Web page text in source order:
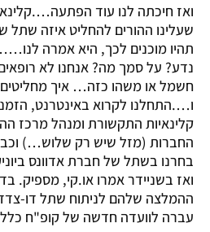
ואז חיכתה לנו עוד
שעלינו ההורים להחליט איזה שתל
תהיו מוכנים לכך, היא אמרה
נדע? על סמך מה? אנחנו לא
חשמל או משהו כזה… איך
ו….התחלנו לקרוא באינטרנט,
קלינאיות התקשורת ומנהל מרכז
החברות (מזל שיש רק שלוש…) וכבר
בחרנו בשתל של חברת אדוונס
ואז בשניידר אמרו או.קי, מספיק.
ההמלצה שלהם לניתוח שתל דו-
עברה לוועדה חדשה של קופ"ח